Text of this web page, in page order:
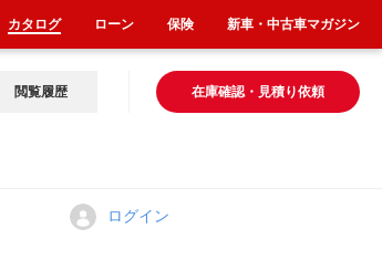
在庫確認・見積り依頼
閲覧履歴
ログイン
カタログ ローン 保険 新車・中古車マガジン